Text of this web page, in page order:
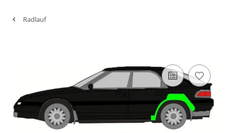
Radlauf